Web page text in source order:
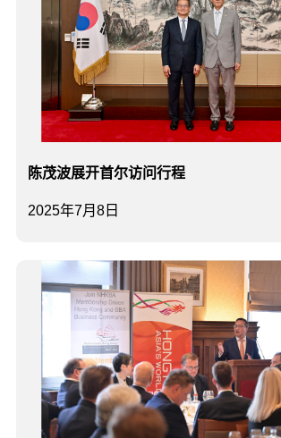
2025年7月8日
陈茂波展开首尔访问行程